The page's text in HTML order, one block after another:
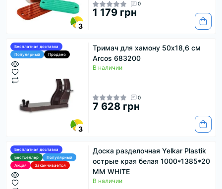
3
0
1 179 грн
Бесплатная доставка
Популярный
Продано
3
Тримач для хамону 50x18,6 см
Arcos 683200
В наличии
0
7 628 грн
Бесплатная доставка
Бестселлер
Популярный
Акция
Заканчивается
Доска разделочная Yelkar Plastik
острые края белая 1000*1385*20
MM WHITE
В наличии